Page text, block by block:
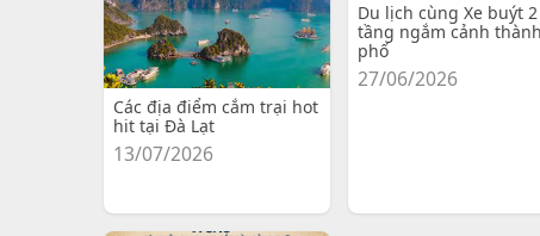
Các địa điểm cắm trại hot
hit tại Đà Lạt
13/07/2026
Du lịch cùng Xe buýt 2
tầng ngắm cảnh thành
phố
27/06/2026